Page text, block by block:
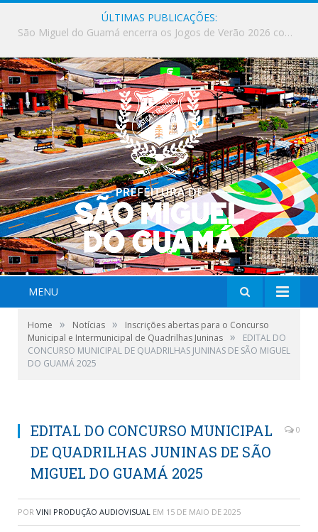
ÚLTIMAS PUBLICAÇÕES:
Milhares de fiéis tomam as ruas de São Miguel do Guamá em uma grande celebração de fé na Marcha para Jesus 2026.
MENU
Home » Notícias »
Inscrições abertas para o Concurso
Municipal e Intermunicipal de Quadrilhas Juninas »
EDITAL DO
CONCURSO MUNICIPAL DE QUADRILHAS JUNINAS DE SÃO MIGUEL
DO GUAMÁ 2025
EDITAL DO CONCURSO MUNICIPAL
DE QUADRILHAS JUNINAS DE SÃO
MIGUEL DO GUAMÁ 2025
0
POR VINI PRODUÇÃO AUDIOVISUAL EM 15 DE MAIO DE 2025